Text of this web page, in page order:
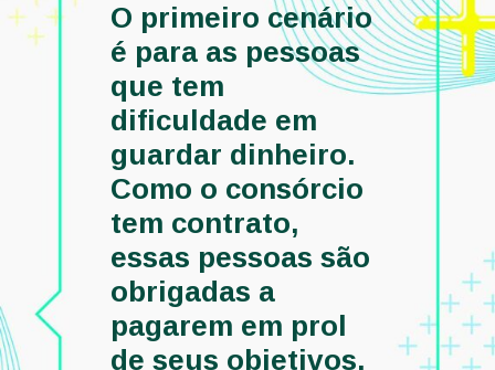
O primeiro cenário
é para as pessoas
que tem
dificuldade em
guardar dinheiro.
Como o consórcio
tem contrato,
essas pessoas são
obrigadas a
pagarem em prol
de seus objetivos.